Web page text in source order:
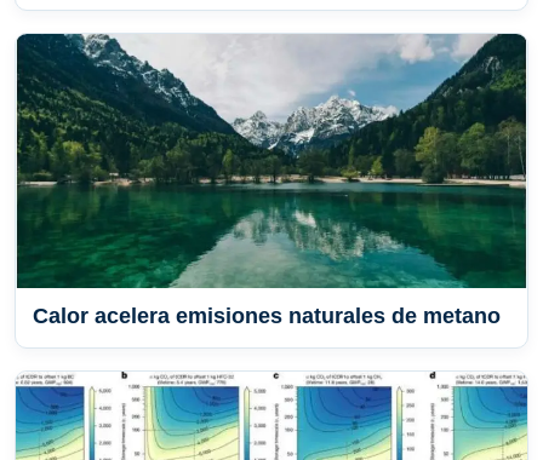
Calor acelera emisiones naturales de metano